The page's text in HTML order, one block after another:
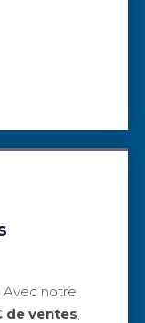
Avec notre
de ventes,